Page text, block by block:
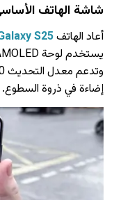
شاشة الهاتف
أعاد الهاتفS25
إضاءة في ذروة السطوع.